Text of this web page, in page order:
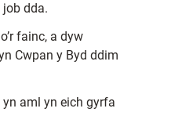
dda.
fainc, a dyw
Cwpan y Byd ddim
aml yn eich gyrfa